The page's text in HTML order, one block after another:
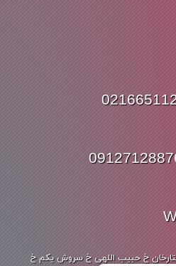
خ حبیب اللهی خ سروش یکم خ